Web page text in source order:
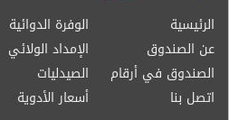
الرئيسية الوفرة الدوائية
عن الصندوق
الإمداد الولائي
الصندوق في أرقام
الصيدليات
اتصل بنا
أسعار الأدوية